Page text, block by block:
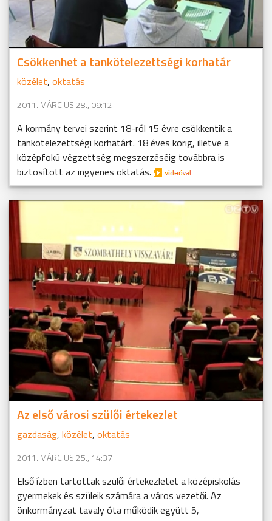
Csökkenhet a tankötelezettségi korhatár
közélet, oktatás
2011. MÁRCIUS 28., 09:12
A kormány tervei szerint 18-ról 15 évre csökkentik a
tankötelezettségi korhatárt. 18 éves korig, illetve a
középfokú végzettség megszerzéséig továbbra is
biztosított az ingyenes oktatás.
Az első városi szülői értekezlet
gazdaság, közélet, oktatás
2011. MÁRCIUS 25., 14:37
Első ízben tartottak szülői értekezletet a középiskolás
gyermekek és szüleik számára a város vezetői. Az
önkormányzat tavaly óta működik együtt 5,